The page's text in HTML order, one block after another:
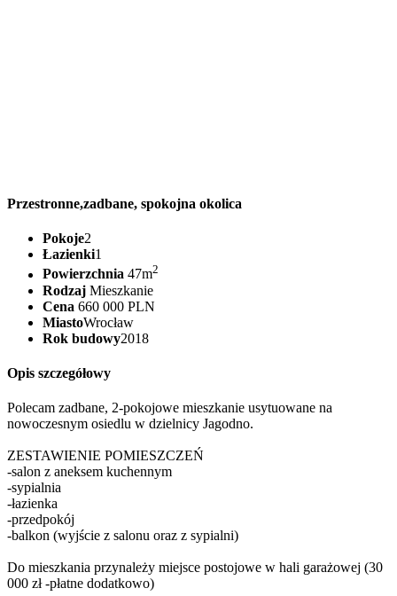
Przestronne,zadbane, spokojna okolica
Pokoje2
Łazienki1
Powierzchnia 47m2
Rodzaj Mieszkanie
Cena 660 000 PLN
MiastoWrocław
Rok budowy2018
Opis szczegółowy
Polecam zadbane, 2-pokojowe mieszkanie usytuowane na
nowoczesnym osiedlu w dzielnicy Jagodno.
ZESTAWIENIE POMIESZCZEŃ
-salon z aneksem kuchennym
-sypialnia
-łazienka
-przedpokój
-balkon (wyjście z salonu oraz z sypialni)
Do mieszkania przynależy miejsce postojowe w hali garażowej (30
000 zł -płatne dodatkowo)